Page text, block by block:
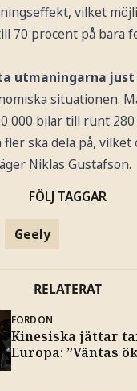
vilket
70 procent på bara
utmaningarna just
situationen.
000 bilar till runt 280
ska dela på, vilket
Niklas Gustafson.
FÖLJ TAGGAR
Geely
RELATERAT
FORDON
Kinesiska jättar
Europa: ”Väntas